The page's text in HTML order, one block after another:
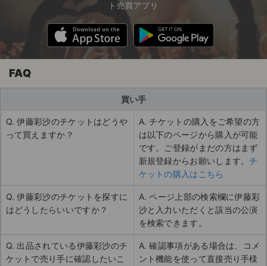
ト売買アプリ
FAQ
買い手
Q. 伊藤彩沙のチケットはどうや
って買えますか？
A. チケットの購入をご希望の方
は以下のページから購入が可能
です。ご登録がまだの方はまず
新規登録からお願いします。 チ
ケットの購入はこちら
Q. 伊藤彩沙のチケットを探すに
はどうしたらいいですか？
A. ページ上部の検索欄に伊藤彩
沙と入力いただくと該当の公演
を検索できます。
Q. 出品されている伊藤彩沙のチ
ケットで売り手に確認したいこ
A. 確認事項がある場合は、コメ
ント機能を使って直接売り手様